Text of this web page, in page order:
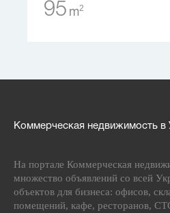
95 m2
Коммерческая недвижимость в
На портале Коммерческая
множество объявлений со всей
объектов для бизнеса: офисов,
помещений, кафе, ресторанов,